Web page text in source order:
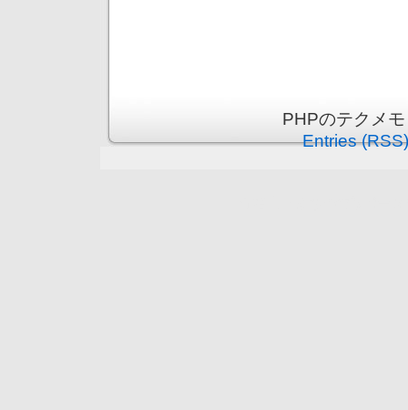
PHPのテクメ
Entries (RSS)